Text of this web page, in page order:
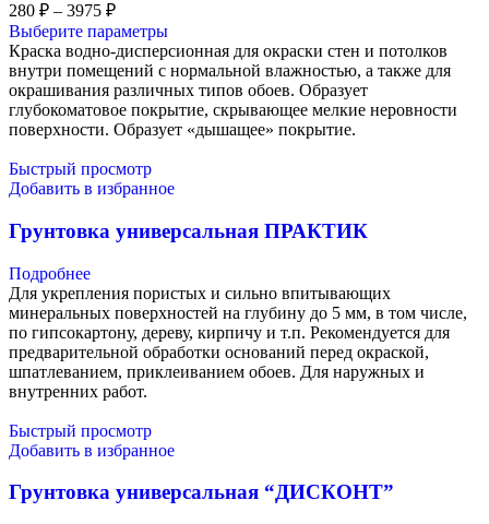
280 ₽ – 3975 ₽
Выберите параметры
Краска водно-дисперсионная для окраски стен и потолков
внутри помещений с нормальной влажностью, а также для
окрашивания различных типов обоев. Образует
глубокоматовое покрытие, скрывающее мелкие неровности
поверхности. Образует «дышащее» покрытие.
Быстрый просмотр
Добавить в избранное
Грунтовка универсальная ПРАКТИК
Подробнее
Для укрепления пористых и сильно впитывающих
минеральных поверхностей на глубину до 5 мм, в том числе,
по гипсокартону, дереву, кирпичу и т.п. Рекомендуется для
предварительной обработки оснований перед окраской,
шпатлеванием, приклеиванием обоев. Для наружных и
внутренних работ.
Быстрый просмотр
Добавить в избранное
Грунтовка универсальная “ДИСКОНТ”